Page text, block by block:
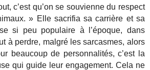
c’est qu’on se souvienne du respect
» Elle sacrifia sa carrière et sa
si peu populaire à l’époque, dans
à perdre, malgré les sarcasmes, alors
beaucoup de personnalités, c’est la
qui guide leur engagement. Cela ne